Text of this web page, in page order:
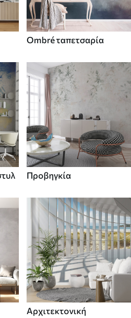
Ombré ταπετσαρία
Προβηγκία
Αρχιτεκτονική